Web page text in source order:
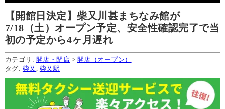
【開館日決定】柴又川甚まちなみ館が
7/18（土）オープン予定、安全性確認完了で当
初の予定から4ヶ月遅れ
カテゴリ: 開店・閉店 > 開店（オープン）
タグ: 柴又 柴又駅